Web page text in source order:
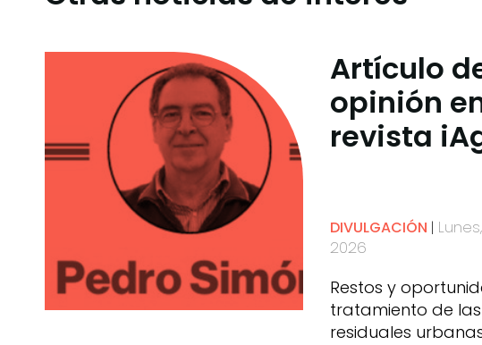
Artículo
opinión
revista
DIVULGACIÓN
2026
Restos y
tratamiento de
residuales